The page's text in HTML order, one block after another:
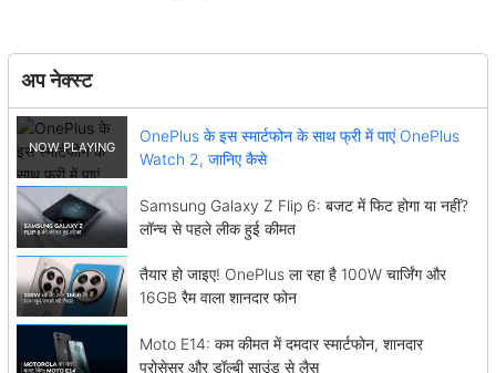
अप नेक्स्ट
OnePlus के इस स्मार्टफोन के साथ फ्री में पाएं OnePlus
Watch 2, जानिए कैसे
Samsung Galaxy Z Flip 6: बजट में फिट होगा या नहीं?
लॉन्च से पहले लीक हुई कीमत
तैयार हो जाइए! OnePlus ला रहा है 100W चार्जिंग और
16GB रैम वाला शानदार फोन
Moto E14: कम कीमत में दमदार स्मार्टफोन, शानदार
प्रोसेसर और डॉल्बी साउंड से लैस